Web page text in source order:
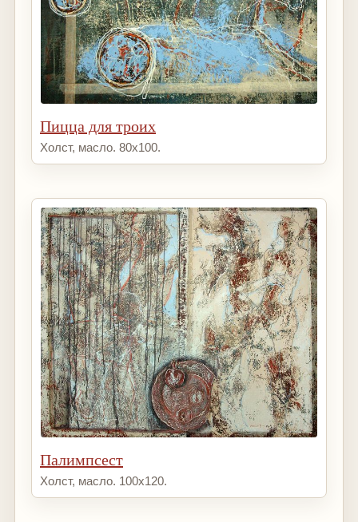
Пицца для троих
Холст, масло. 80х100.
Палимпсест
Холст, масло. 100х120.